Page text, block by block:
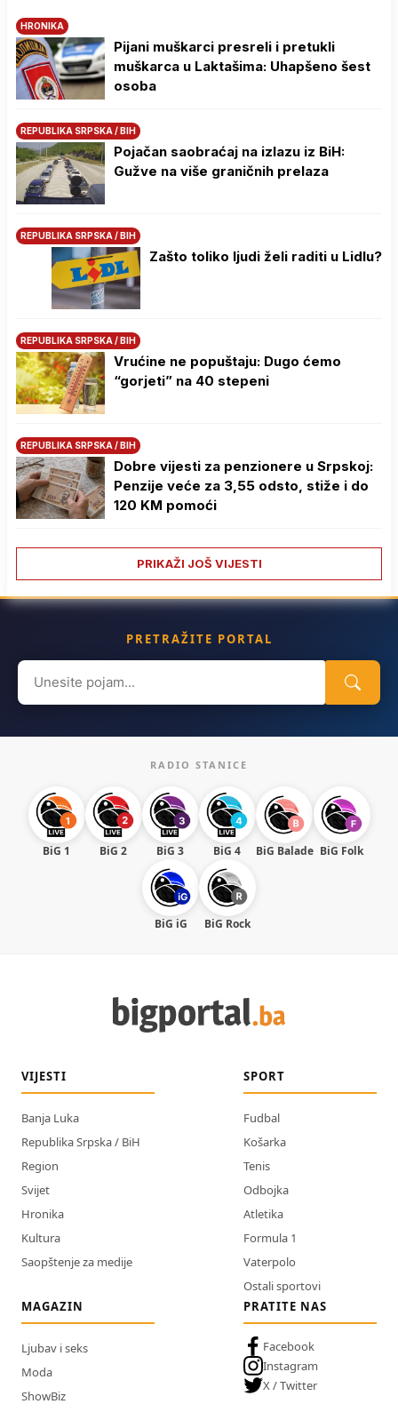
HRONIKA
Pijani muškarci presreli i pretukli
muškarca u Laktašima: Uhapšeno šest
osoba
REPUBLIKA SRPSKA / BIH
Pojačan saobraćaj na izlazu iz BiH:
Gužve na više graničnih prelaza
REPUBLIKA SRPSKA / BIH
Zašto toliko ljudi želi raditi u Lidlu?
REPUBLIKA SRPSKA / BIH
Vrućine ne popuštaju: Dugo ćemo
“gorjeti” na 40 stepeni
REPUBLIKA SRPSKA / BIH
Dobre vijesti za penzionere u Srpskoj:
Penzije veće za 3,55 odsto, stiže i do
120 KM pomoći
PRIKAŽI JOŠ VIJESTI
PRETRAŽITE PORTAL
Search
for:
RADIO STANICE
BiG 1 BiG 2 BiG 3 BiG 4 BiG Balade BiG Folk
BiG iG BiG Rock
VIJESTI
Banja Luka
Republika Srpska / BiH
Region
Svijet
Hronika
Kultura
Saopštenje za medije
SPORT
Fudbal
Košarka
Tenis
Odbojka
Atletika
Formula 1
Vaterpolo
Ostali sportovi
MAGAZIN
Ljubav i seks
Moda
ShowBiz
PRATITE NAS
Facebook
Instagram
X / Twitter